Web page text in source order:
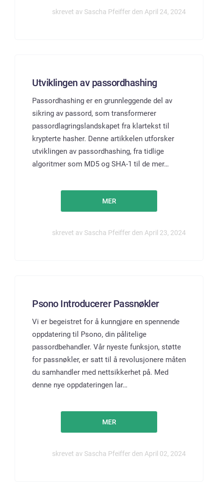
skrevet av Sascha Pfeiffer den April 24, 2024
Utviklingen av passordhashing
Passordhashing er en grunnleggende del av
sikring av passord, som transformerer
passordlagringslandskapet fra klartekst til
krypterte hasher. Denne artikkelen utforsker
utviklingen av passordhashing, fra tidlige
algoritmer som MD5 og SHA-1 til de mer…
MER
skrevet av Sascha Pfeiffer den April 23, 2024
Psono Introducerer Passnøkler
Vi er begeistret for å kunngjøre en spennende
oppdatering til Psono, din pålitelige
passordbehandler. Vår nyeste funksjon, støtte
for passnøkler, er satt til å revolusjonere måten
du samhandler med nettsikkerhet på. Med
denne nye oppdateringen lar…
MER
skrevet av Sascha Pfeiffer den April 02, 2024